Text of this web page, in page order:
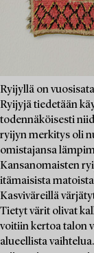
Ryijyllä on
Ryijyjä tiedetään
todennäköisesti
ryijyn merkitys oli
omistajansa
Kansanomaisten
itämaisista
Kasviväreillä
Tietyt värit olivat
voitiin kertoa talon
alueellista